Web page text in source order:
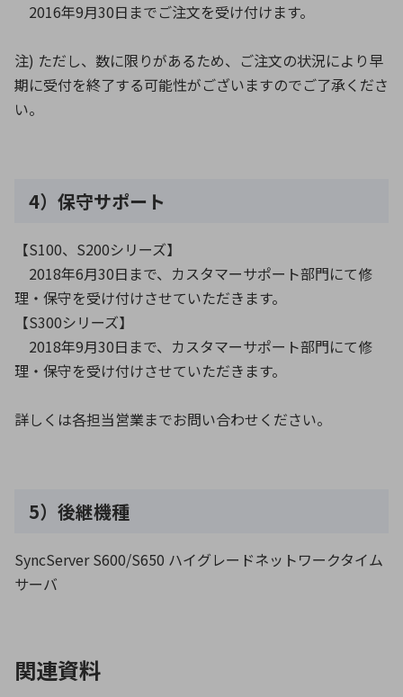
2016年9月30日までご注文を受け付けます。
注) ただし、数に限りがあるため、ご注文の状況により早
期に受付を終了する可能性がございますのでご了承くださ
い。
4）保守サポート
【S100、S200シリーズ】
2018年6月30日まで、カスタマーサポート部門にて修
理・保守を受け付けさせていただきます。
【S300シリーズ】
2018年9月30日まで、カスタマーサポート部門にて修
理・保守を受け付けさせていただきます。
詳しくは各担当営業までお問い合わせください。
5）後継機種
SyncServer S600/S650 ハイグレードネットワークタイム
サーバ
関連資料